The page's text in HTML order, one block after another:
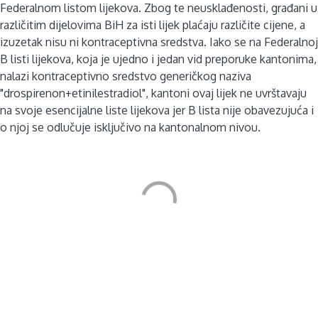
Federalnom listom lijekova. Zbog te neusklađenosti, građani u
različitim dijelovima BiH za isti lijek plaćaju različite cijene, a
izuzetak nisu ni kontraceptivna sredstva. Iako se na Federalnoj
B listi lijekova, koja je ujedno i jedan vid preporuke kantonima,
nalazi kontraceptivno sredstvo generičkog naziva
"drospirenon+etinilestradiol", kantoni ovaj lijek ne uvrštavaju
na svoje esencijalne liste lijekova jer B lista nije obavezujuća i
o njoj se odlučuje isključivo na kantonalnom nivou.